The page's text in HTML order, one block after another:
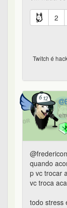
2
Twitch é
quando
p vc trocar
vc troca
todo stress